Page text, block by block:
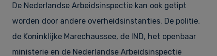
De Nederlandse Arbeidsinspectie kan ook getipt
worden door andere overheidsinstanties. De politie,
de Koninklijke Marechaussee, de IND, het openbaar
ministerie en de Nederlandse Arbeidsinspectie